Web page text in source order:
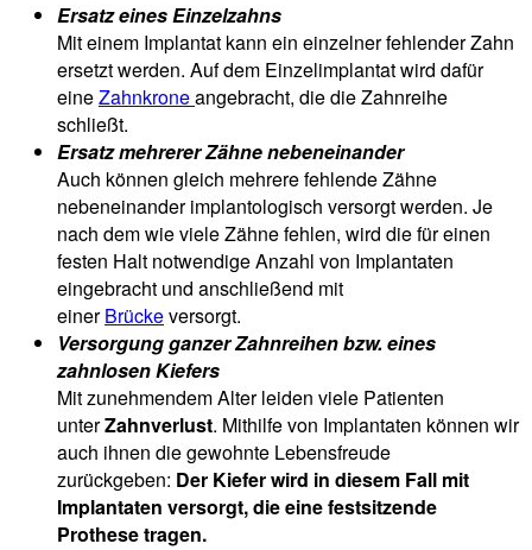
Ersatz eines Einzelzahns
Mit einem Implantat kann ein einzelner fehlender Zahn
ersetzt werden. Auf dem Einzelimplantat wird dafür
eineZahnkroneangebracht, die die Zahnreihe
schließt.
Ersatz mehrerer Zähne nebeneinander
Auch können gleich mehrere fehlende Zähne
nebeneinander implantologisch versorgt werden. Je
nach dem wie viele Zähne fehlen, wird die für einen
festen Halt notwendige Anzahl von Implantaten
eingebracht und anschließend mit
einerBrückeversorgt.
Versorgung ganzer Zahnreihen bzw. eines
zahnlosen Kiefers
Mit zunehmendem Alter leiden viele Patienten
unterZahnverlust. Mithilfe von Implantaten können wir
auch ihnen die gewohnte Lebensfreude
zurückgeben: Der Kiefer wird in diesem Fall mit
Implantaten versorgt, die eine festsitzende
Prothese tragen.